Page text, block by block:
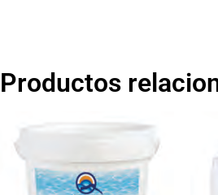
Productos